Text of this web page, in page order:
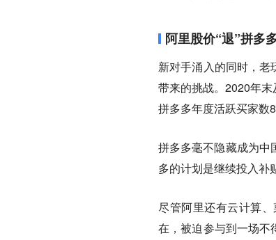
阿里股价“退”拼多
新对手涌入的同时，
带来的挑战。2020年
拼多多年度活跃买家数
拼多多毫不隐藏成为中
多的计划是继续投入补
尽管阿里还有云计算
在，被迫参与到一场不